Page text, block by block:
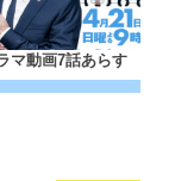
マ動画7話あらす